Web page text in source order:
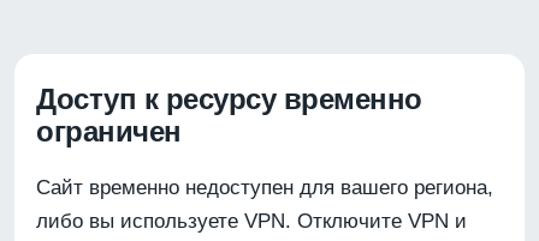
Доступ к ресурсу временно
ограничен
Сайт временно недоступен для вашего региона,
либо вы используете VPN. Отключите VPN и